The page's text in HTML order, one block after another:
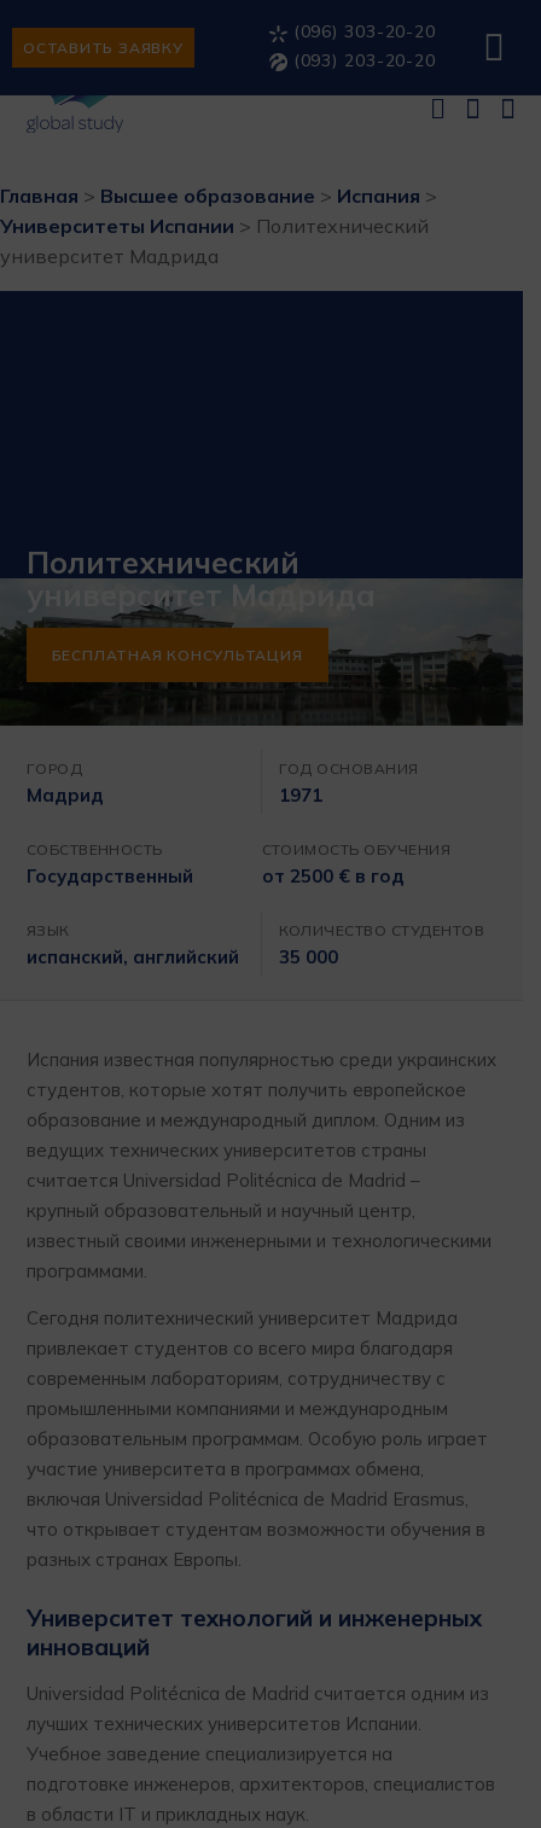
ОСТАВИТЬ ЗАЯВКУ
(096) 303-20-20
(093) 203-20-20
Главная > Высшее образование > Испания >
Университеты Испании > Политехнический
университет Мадрида
Политехнический
университет Мадрида
БЕСПЛАТНАЯ КОНСУЛЬТАЦИЯ
ГОРОД
Мадрид
ГОД ОСНОВАНИЯ
1971
СОБСТВЕННОСТЬ
Государственный
СТОИМОСТЬ ОБУЧЕНИЯ
от 2500 € в год
ЯЗЫК
испанский, английский
КОЛИЧЕСТВО СТУДЕНТОВ
35 000
Испания известная популярностью среди украинских
студентов, которые хотят получить европейское
образование и международный диплом. Одним из
ведущих технических университетов страны
считается Universidad Politécnica de Madrid –
крупный образовательный и научный центр,
известный своими инженерными и технологическими
программами.
Сегодня политехнический университет Мадрида
привлекает студентов со всего мира благодаря
современным лабораториям, сотрудничеству с
промышленными компаниями и международным
образовательным программам. Особую роль играет
участие университета в программах обмена,
включая Universidad Politécnica de Madrid Erasmus,
что открывает студентам возможности обучения в
разных странах Европы.
Университет технологий и инженерных
инноваций
Universidad Politécnica de Madrid считается одним из
лучших технических университетов Испании.
Учебное заведение специализируется на
подготовке инженеров, архитекторов, специалистов
в области IT и прикладных наук.